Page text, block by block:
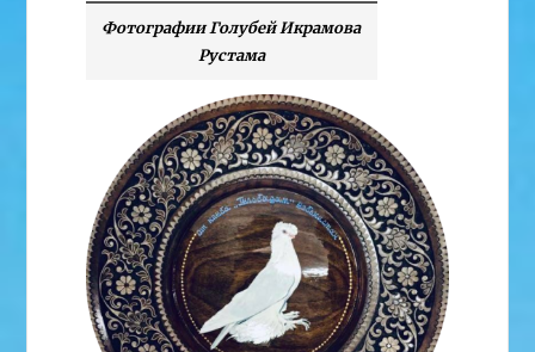
Фотографии Голубей Икрамова
Рустама